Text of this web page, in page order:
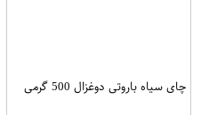
چای سیاه باروتی دوغزال 500 گرمی